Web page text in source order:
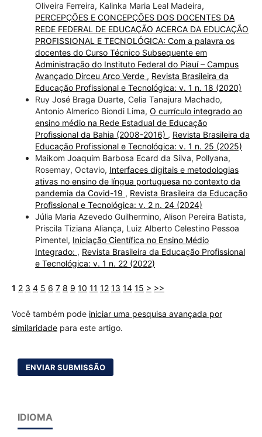
Oliveira Ferreira, Kalinka Maria Leal Madeira,
PERCEPÇÕES E CONCEPÇÕES DOS DOCENTES DA
REDE FEDERAL DE EDUCAÇÃO ACERCA DA EDUCAÇÃO
PROFISSIONAL E TECNOLÓGICA: Com a palavra os
docentes do Curso Técnico Subsequente em
Administração do Instituto Federal do Piauí – Campus
Avançado Dirceu Arco Verde , Revista Brasileira da
Educação Profissional e Tecnológica: v. 1 n. 18 (2020)
Ruy José Braga Duarte, Celia Tanajura Machado,
Antonio Almerico Biondi Lima, O currículo integrado ao
ensino médio na Rede Estadual de Educação
Profissional da Bahia (2008-2016) , Revista Brasileira da
Educação Profissional e Tecnológica: v. 1 n. 25 (2025)
Maikom Joaquim Barbosa Ecard da Silva, Pollyana,
Rosemay, Octavio, Interfaces digitais e metodologias
ativas no ensino de língua portuguesa no contexto da
pandemia da Covid-19 , Revista Brasileira da Educação
Profissional e Tecnológica: v. 2 n. 24 (2024)
Júlia Maria Azevedo Guilhermino, Alison Pereira Batista,
Priscila Tiziana Aliança, Luiz Alberto Celestino Pessoa
Pimentel, Iniciação Científica no Ensino Médio
Integrado: , Revista Brasileira da Educação Profissional
e Tecnológica: v. 1 n. 22 (2022)
1 2 3 4 5 6 7 8 9 10 11 12 13 14 15 > >>
Você também pode iniciar uma pesquisa avançada por
similaridadepara este artigo.
ENVIAR SUBMISSÃO
IDIOMA